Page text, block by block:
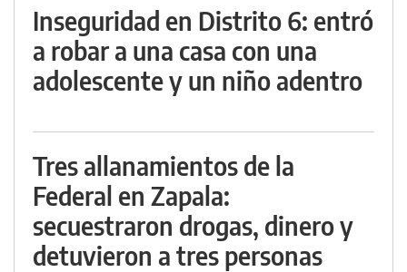
Inseguridad en Distrito 6: entró
a robar a una casa con una
adolescente y un niño adentro
Tres allanamientos de la
Federal en Zapala:
secuestraron drogas, dinero y
detuvieron a tres personas